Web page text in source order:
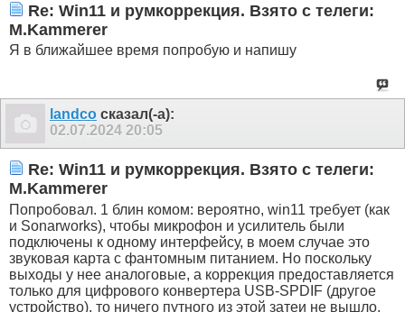
Re: Win11 и румкоррекция. Взято с телеги:
M.Kammerer
Я в ближайшее время попробую и напишу
landco сказал(-а):
02.07.2024 20:05
Re: Win11 и румкоррекция. Взято с телеги:
M.Kammerer
Попробовал. 1 блин комом: вероятно, win11 требует (как
и Sonarworks), чтобы микрофон и усилитель были
подключены к одному интерфейсу, в моем случае это
звуковая карта с фантомным питанием. Но поскольку
выходы у нее аналоговые, а коррекция предоставляется
только для цифрового конвертера USB-SPDIF (другое
устройство), то ничего путного из этой затеи не вышло,